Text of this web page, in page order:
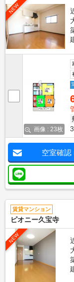
NEW
画像 : 23枚
空室確認
賃貸マンション
ピオニー久宝寺
NEW